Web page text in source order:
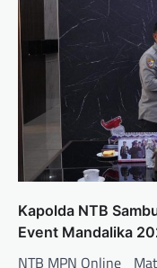
Kapolda NTB
Event Mandalika
NTB MPN Online